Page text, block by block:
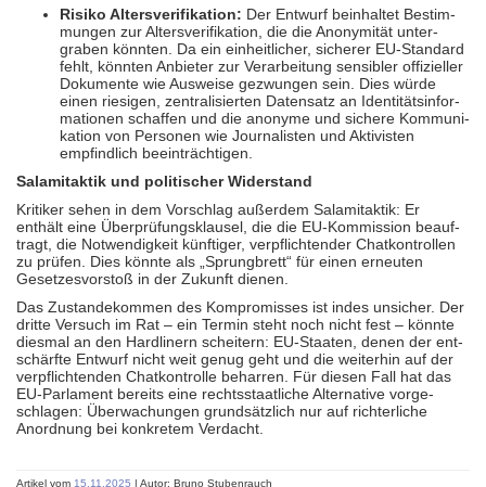
Risiko Altersverifikation: Der Entwurf beinhaltet Bestim­
mungen zur Alters­veri­fikation, die die Ano­nymität unter­
graben könnten. Da ein ein­heit­licher, sicherer EU-Standard
fehlt, könnten Anbieter zur Ver­arbei­tung sensibler offi­zieller
Dokumente wie Ausweise gezwungen sein. Dies würde
einen riesigen, zentrali­sierten Datensatz an Identitäts­infor­
ma­tionen schaffen und die anonyme und sichere Kommu­ni­
kation von Personen wie Jour­na­listen und Akti­visten
empfind­lich beeinträchtigen.
Salamitaktik und politischer Widerstand
Kritiker sehen in dem Vorschlag außerdem Salami­taktik: Er
enthält eine Über­prüfungs­klausel, die die EU-Kommission beauf­
tragt, die Not­wendig­keit künftiger, ver­pflich­ten­der Chat­kon­trollen
zu prüfen. Dies könnte als „Sprungbrett“ für einen erneuten
Gesetzes­vorstoß in der Zukunft dienen.
Das Zustandekommen des Kompro­misses ist indes unsicher. Der
dritte Versuch im Rat – ein Termin steht noch nicht fest – könnte
diesmal an den Hardlinern scheitern: EU-Staaten, denen der ent­
schärfte Entwurf nicht weit genug geht und die weiterhin auf der
ver­pflich­ten­den Chat­kontrolle beharren. Für diesen Fall hat das
EU-Parlament bereits eine rechts­staatliche Alter­native vor­ge­
schlagen: Über­wachungen grund­sätzlich nur auf richter­liche
Anord­nung bei kon­kretem Verdacht.
Artikel vom 15.11.2025 | Autor: Bruno Stubenrauch